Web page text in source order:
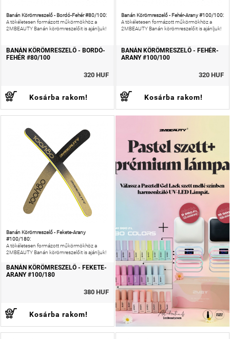
Banán Körömreszelő - Bordó-Fehér #80/100:
A tökéletesen formázott műkörmökhöz a
2MBEAUTY Banán körömreszelőit is ajánljuk!
BANÁN KÖRÖMRESZELŐ - BORDÓ-
FEHÉR #80/100
320 HUF
Kosárba rakom!
Banán Körömreszelő - Fehér-Arany #100/100:
A tökéletesen formázott műkörmökhöz a
2MBEAUTY Banán körömreszelőit is ajánljuk!
BANÁN KÖRÖMRESZELŐ - FEHÉR-
ARANY #100/100
320 HUF
Kosárba rakom!
Banán Körömreszelő - Fekete-Arany
#100/180:
A tökéletesen formázott műkörmökhöz a
2MBEAUTY Banán körömreszelőit is ajánljuk!
BANÁN KÖRÖMRESZELŐ - FEKETE-
ARANY #100/180
380 HUF
Kosárba rakom!